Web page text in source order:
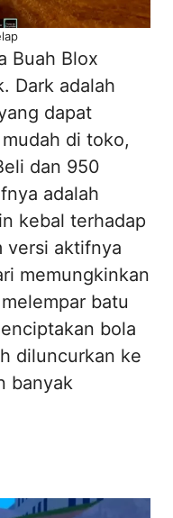
Buah Blox
Dark adalah
dapat
di toko,
dan 950
adalah
kebal terhadap
versi aktifnya
memungkinkan
batu
bola
diluncurkan ke
banyak